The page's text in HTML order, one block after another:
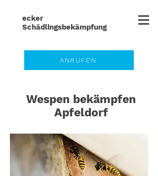
ecker
Schädlingsbekämpfung
ANRUFEN
Wespen bekämpfen
Apfeldorf